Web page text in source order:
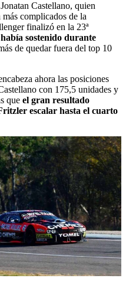
Castellano, quien
más complicados de la
finalizó en la 23ª
sostenido durante
de quedar fuera del top 10
ahora las posiciones
con 175,5 unidades y
que el gran resultado
escalar hasta el cuarto